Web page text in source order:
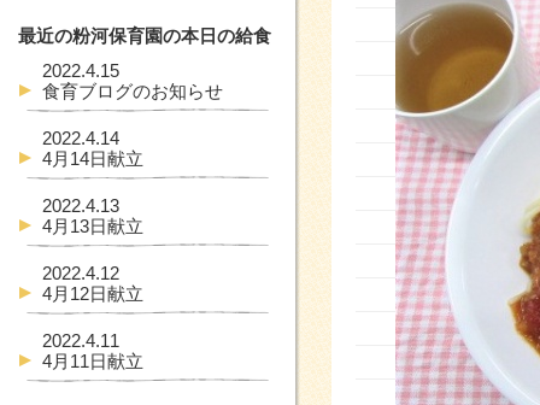
最近の粉河保育園の本日の給食
2022.4.15
食育ブログのお知らせ
2022.4.14
4月14日献立
2022.4.13
4月13日献立
2022.4.12
4月12日献立
2022.4.11
4月11日献立